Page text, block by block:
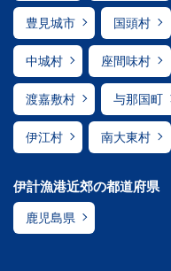
豊見城市 国頭村
中城村 座間味村
渡嘉敷村 与那国町
伊江村 南大東村
伊計漁港近郊の都道府県
鹿児島県